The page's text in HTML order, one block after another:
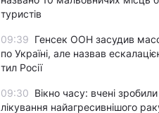
туристів
09:39 Генсек ООН засудив
по Україні, але назвав
тил Росії
09:30 Вікно часу: вчені
лікування найагресивнішого